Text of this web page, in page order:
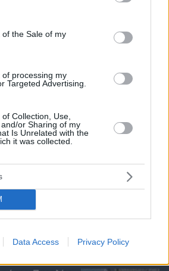
to Google and its third-party tags to
specified purposes in below Google
the Sale of my
processing my
Targeted Advertising.
Collection, Use,
or Sharing of my
Is Unrelated with the
it was collected.
Data Access Privacy Policy
τον Αύγουστο